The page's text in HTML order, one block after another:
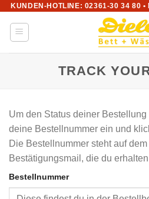
Zum
Inhalt
springen
KUNDEN-HOTLINE: 02361-30 34 80 •
TRACK
Um den Status deiner
deine Bestellnummer ein und
Die Bestellnummer steht auf
Bestätigungsmail, die du
Bestellnummer